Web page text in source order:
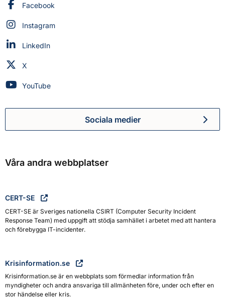
Myndigheten för civilt försvar på
Facebook
Myndigheten för civilt försvar på
Instagram
Myndigheten för civilt försvar på
LinkedIn
Myndigheten för civilt försvar på
X
Myndigheten för civilt försvar på
YouTube
Myndigheten för civilt
Sociala medier
Våra andra webbplatser
CERT-SE
CERT-SE är Sveriges nationella CSIRT (Computer Security Incident
Response Team) med uppgift att stödja samhället i arbetet med att hantera
och förebygga IT-incidenter.
Krisinformation.se
Krisinformation.se är en webbplats som förmedlar information från
myndigheter och andra ansvariga till allmänheten före, under och efter en
stor händelse eller kris.